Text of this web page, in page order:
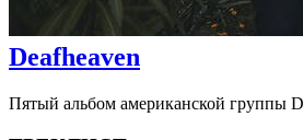
Deafheaven
Пятый альбом американской группы